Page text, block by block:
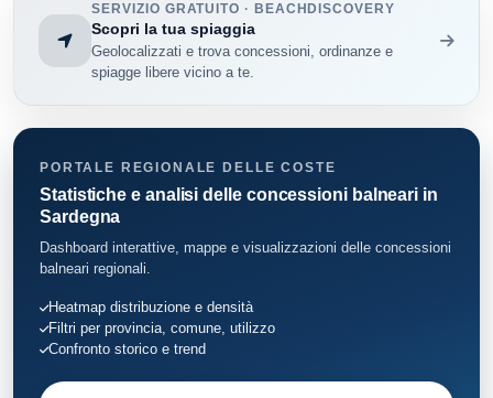
Tortoli'
SERVIZIO GRATUITO · BEACHDISCOVERY
Scopri la tua spiaggia
Geolocalizzati e trova concessioni, ordinanze e
spiagge libere vicino a te.
PORTALE REGIONALE DELLE COSTE
Statistiche e analisi delle concessioni balneari in
Sardegna
Dashboard interattive, mappe e visualizzazioni delle concessioni
balneari regionali.
Heatmap distribuzione e densità
Filtri per provincia, comune, utilizzo
Confronto storico e trend